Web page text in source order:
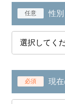
任意 性別
必須 現